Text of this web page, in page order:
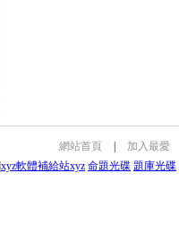
網站首頁
加入最愛
xyz軟體補給站xyz 命題光碟 題庫光碟